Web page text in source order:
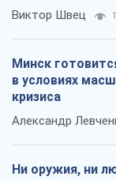
Виктор Швец
Минск
в условиях
кризиса
Александр
Ни оружия, ни